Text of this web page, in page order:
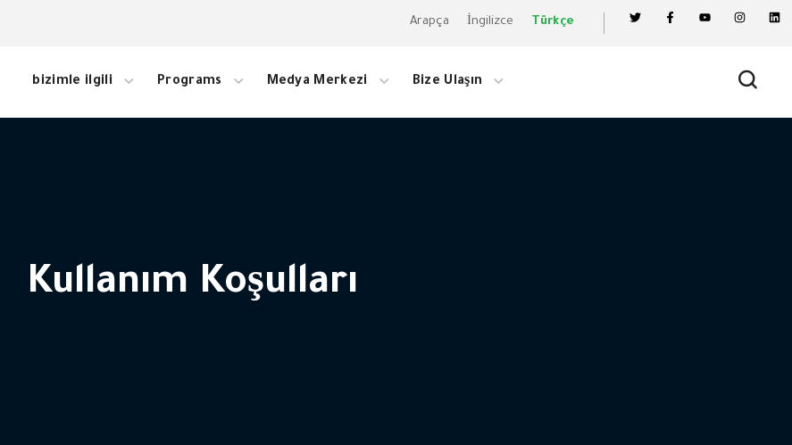
Arapça İngilizce Türkçe
bizimle ilgili Programs Medya Merkezi Bize Ulaşın
Kullanım Koşulları